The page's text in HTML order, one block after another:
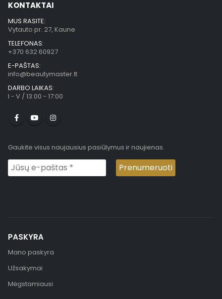
KONTAKTAI
MUS RASITE:
Vytauto pr. 27, Kaune
TELEFONAS:
+370 632 60927
E-PAŠTAS:
info@beautymaster.lt
DARBO LAIKAS:
I - V / 13:00 - 17:00
Gaukite visus naujausius pasiūlymus ir naujienas.
PASKYRA
Mano paskyra
Užsakymai
Mėgstamiausi